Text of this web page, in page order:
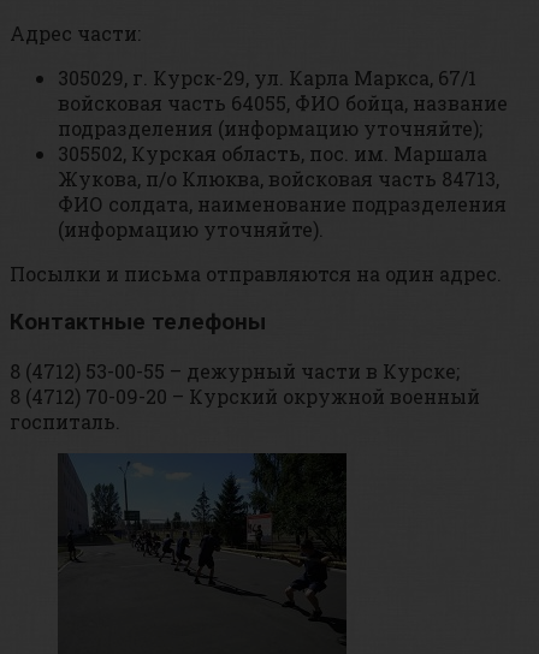
Адрес части:
305029, г. Курск-29, ул. Карла Маркса, 67/1
войсковая часть 64055, ФИО бойца, название
подразделения (информацию уточняйте);
305502, Курская область, пос. им. Маршала
Жукова, п/о Клюква, войсковая часть 84713,
ФИО солдата, наименование подразделения
(информацию уточняйте).
Посылки и письма отправляются на один адрес.
Контактные телефоны
8 (4712) 53-00-55 – дежурный части в Курске;
8 (4712) 70-09-20 – Курский окружной военный
госпиталь.